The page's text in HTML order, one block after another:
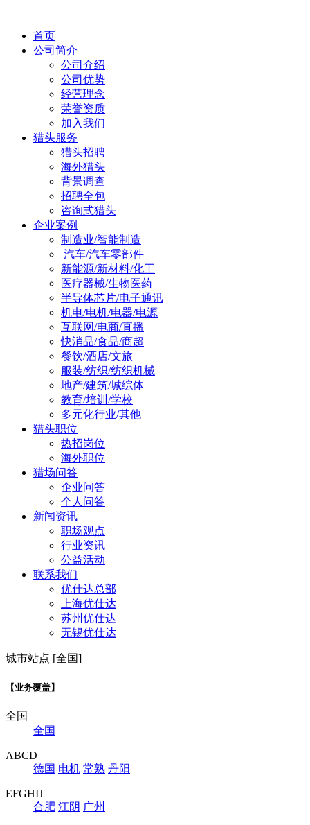
首页
公司简介
公司介绍
公司优势
经营理念
荣誉资质
加入我们
猎头服务
猎头招聘
海外猎头
背景调查
招聘全包
咨询式猎头
企业案例
制造业/智能制造
汽车/汽车零部件
新能源/新材料/化工
医疗器械/生物医药
半导体芯片/电子通讯
机电/电机/电器/电源
互联网/电商/直播
快消品/食品/商超
餐饮/酒店/文旅
服装/纺织/纺织机械
地产/建筑/城综体
教育/培训/学校
多元化行业/其他
猎头职位
热招岗位
海外职位
猎场问答
企业问答
个人问答
新闻资讯
职场观点
行业资讯
公益活动
联系我们
优仕达总部
上海优仕达
苏州优仕达
无锡优仕达
城市站点 [全国]
【业务覆盖】
全国
全国
ABCD
德国 电机 常熟 丹阳
EFGHIJ
合肥 江阴 广州